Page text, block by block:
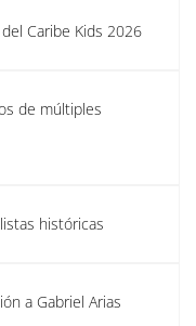
Caribe Kids 2026
de múltiples
históricas
a Gabriel Arias